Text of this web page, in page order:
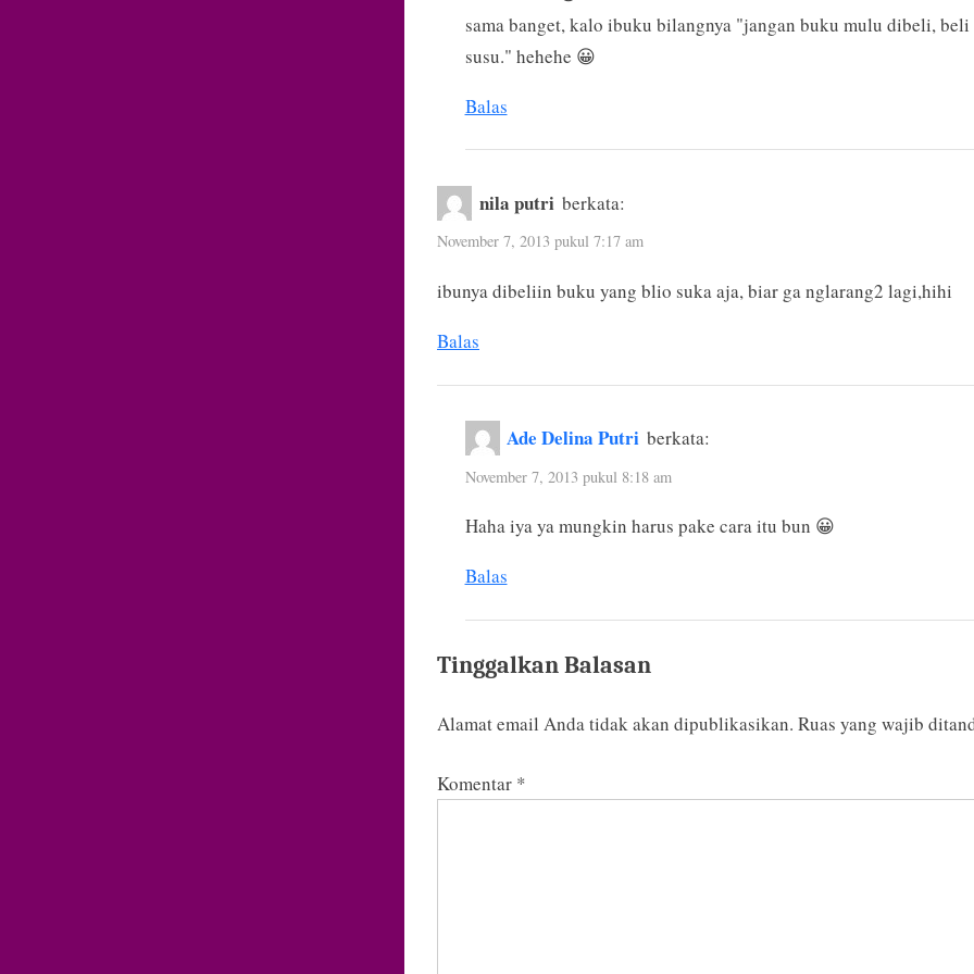
sama banget, kalo ibuku bilangnya "jangan buku mulu dibeli, beli
susu." hehehe 😀
Balas
nila putri berkata:
November 7, 2013 pukul 7:17 am
ibunya dibeliin buku yang blio suka aja, biar ga nglarang2 lagi,hihi
Balas
Ade Delina Putri berkata:
November 7, 2013 pukul 8:18 am
Haha iya ya mungkin harus pake cara itu bun 😀
Balas
Tinggalkan Balasan
Alamat email Anda tidak akan dipublikasikan. Ruas yang wajib
Komentar *